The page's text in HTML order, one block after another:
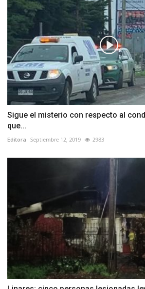
Sigue el misterio con respecto al
que...
Editora Septiembre 12, 2019 2983